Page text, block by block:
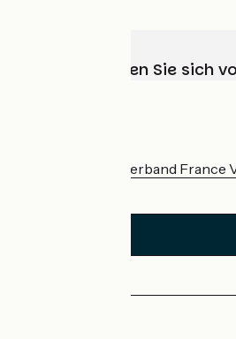
Wählen, bereiten Sie sich
Der nationale Verband